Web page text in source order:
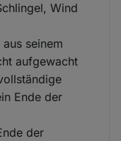
Wind
seinem
aufgewacht
Ende der
der